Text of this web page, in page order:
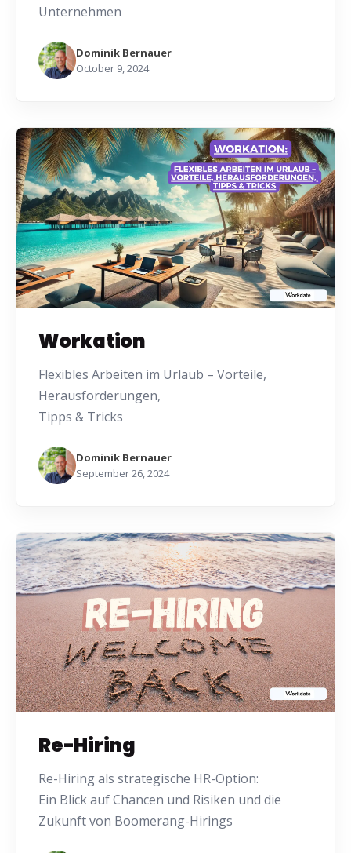
Unternehmen
Dominik Bernauer
October 9, 2024
Workation
Flexibles Arbeiten im Urlaub – Vorteile,
Herausforderungen,
Tipps & Tricks
Dominik Bernauer
September 26, 2024
Re-Hiring
Re-Hiring als strategische HR-Option:
Ein Blick auf Chancen und Risiken und die
Zukunft von Boomerang-Hirings